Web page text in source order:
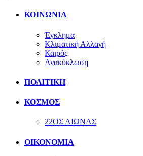
ΚΟΙΝΩΝΙΑ
Έγκλημα
Κλιματική Αλλαγή
Καιρός
Ανακύκλωση
ΠΟΛΙΤΙΚΗ
ΚΟΣΜΟΣ
22ΟΣ ΑΙΩΝΑΣ
ΟΙΚΟΝΟΜΙΑ